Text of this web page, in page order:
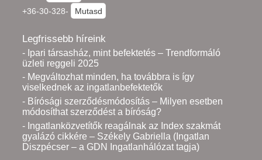
+36-30-328-
Mutasd
Legfrissebb híreink
- Ipari társasház, mint befektetés – Trendformáló
üzleti reggeli 2025
- Megváltozhat minden, ha továbbra is így
viselkednek az ingatlanbefektetők
- Bírósági szerződésmódosítás – Milyen esetben
módosíthat szerződést a bíróság?
- Ingatlanközvetítők reagálnak az Index szakmát
gyalázó cikkére – Székely Gabriella (Ingatlan
Diszpécser – a GDN Ingatlanhálózat tagja)